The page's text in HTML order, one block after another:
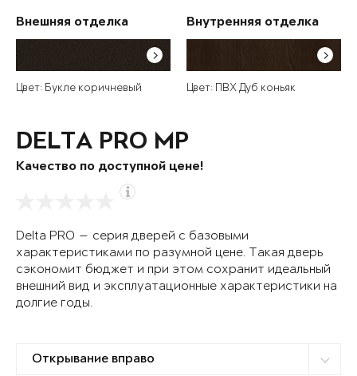
Внешняя отделка
Цвет: Букле коричневый
Внутренняя отделка
Цвет: ПВХ Дуб коньяк
DELTA PRO MP
Качество по доступной цене!
Delta PRO — серия дверей с базовыми
характеристиками по разумной цене. Такая дверь
сэкономит бюджет и при этом сохранит идеальный
внешний вид и эксплуатационные характеристики на
долгие годы.